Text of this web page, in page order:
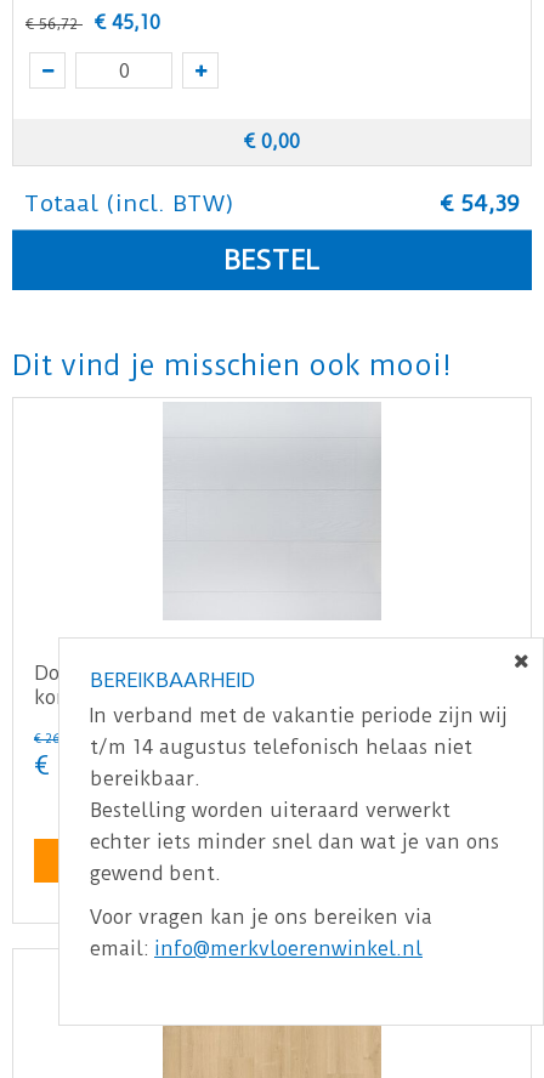
€ 56,72 € 45,10
€ 0,00
Totaal (incl. BTW) € 54,39
Dit vind je misschien ook mooi!
Douwes Dekker - Sympathiek - Brede plank
koriander 2V 05038…
€ 26
€ ,95
Bekijk product
BEREIKBAARHEID
In verband met de vakantie periode zijn wij
t/m 14 augustus telefonisch helaas niet
bereikbaar.
Bestelling worden uiteraard verwerkt
echter iets minder snel dan wat je van ons
gewend bent.
Voor vragen kan je ons bereiken via
email: info@merkvloerenwinkel.nl